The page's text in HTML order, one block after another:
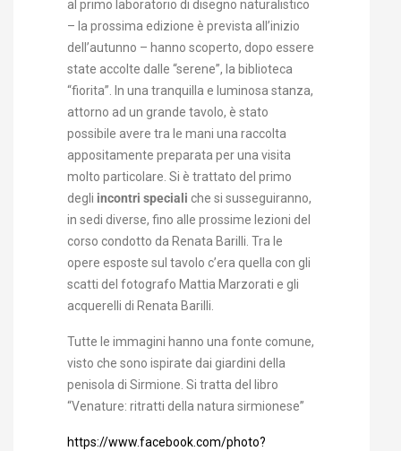
al primo laboratorio di disegno naturalistico
– la prossima edizione è prevista all’inizio
dell’autunno – hanno scoperto, dopo essere
state accolte dalle “serene”, la biblioteca
“fiorita”. In una tranquilla e luminosa stanza,
attorno ad un grande tavolo, è stato
possibile avere tra le mani una raccolta
appositamente preparata per una visita
molto particolare. Si è trattato del primo
degli incontri speciali che si susseguiranno,
in sedi diverse, fino alle prossime lezioni del
corso condotto da Renata Barilli. Tra le
opere esposte sul tavolo c’era quella con gli
scatti del fotografo Mattia Marzorati e gli
acquerelli di Renata Barilli.
Tutte le immagini hanno una fonte comune,
visto che sono ispirate dai giardini della
penisola di Sirmione. Si tratta del libro
“Venature: ritratti della natura sirmionese”
https://www.facebook.com/photo?